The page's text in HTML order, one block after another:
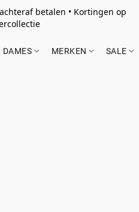
betalen • Kortingen op
DAMES MERKEN SALE